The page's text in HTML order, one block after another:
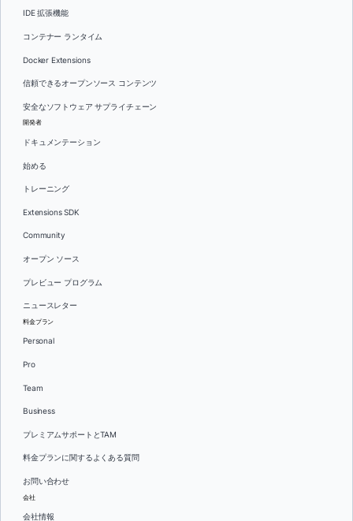
IDE 拡張機能
コンテナー ランタイム
Docker Extensions
信頼できるオープンソース コンテンツ
安全なソフトウェア サプライチェーン
開発者
ドキュメンテーション
始める
トレーニング
Extensions SDK
Community
オープン ソース
プレビュー プログラム
ニュースレター
料金プラン
Personal
Pro
Team
Business
プレミアムサポートとTAM
料金プランに関するよくある質問
お問い合わせ
会社
会社情報